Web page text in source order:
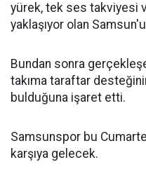
yürek, tek ses takviyesi
yaklaşıyor olan
Bundan sonra
takıma taraftar
bulduğuna işaret etti.
Samsunspor bu
karşıya gelecek.